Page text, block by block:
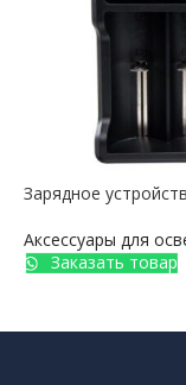
Зарядное
Аксессуары для
Заказать товар